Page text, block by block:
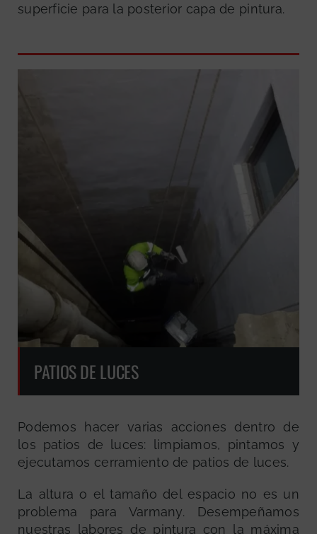
superficie para la posterior capa de pintura.
PATIOS DE LUCES
Podemos hacer varias acciones dentro de
los patios de luces: limpiamos, pintamos y
ejecutamos cerramiento de patios de luces.
La altura o el tamaño del espacio no es un
problema para Varmany. Desempeñamos
nuestras labores de pintura con la máxima